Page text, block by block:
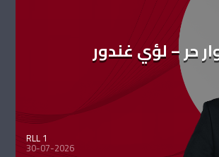
حر – لؤي غندور
RLL 1
30-07-2026